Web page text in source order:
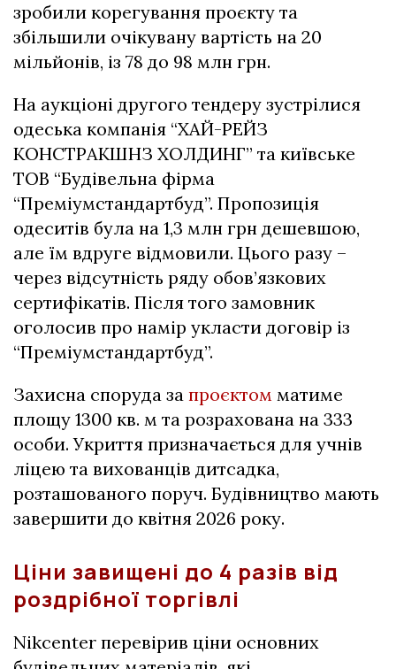
зробили корегування проєкту та
збільшили очікувану вартість на 20
мільйонів, із 78 до 98 млн грн.
На аукціоні другого тендеру зустрілися
одеська компанія “ХАЙ-РЕЙЗ
КОНСТРАКШНЗ ХОЛДИНГ” та київське
ТОВ “Будівельна фірма
“Преміумстандартбуд”. Пропозиція
одеситів була на 1,3 млн грн дешевшою,
але їм вдруге відмовили. Цього разу –
через відсутність ряду обов’язкових
сертифікатів. Після того замовник
оголосив про намір укласти договір із
“Преміумстандартбуд”.
Захисна споруда за проєктом матиме
площу 1300 кв. м та розрахована на 333
особи. Укриття призначається для учнів
ліцею та вихованців дитсадка,
розташованого поруч. Будівництво мають
завершити до квітня 2026 року.
Ціни завищені до 4 разів від
роздрібної торгівлі
Nikcenter перевірив ціни основних